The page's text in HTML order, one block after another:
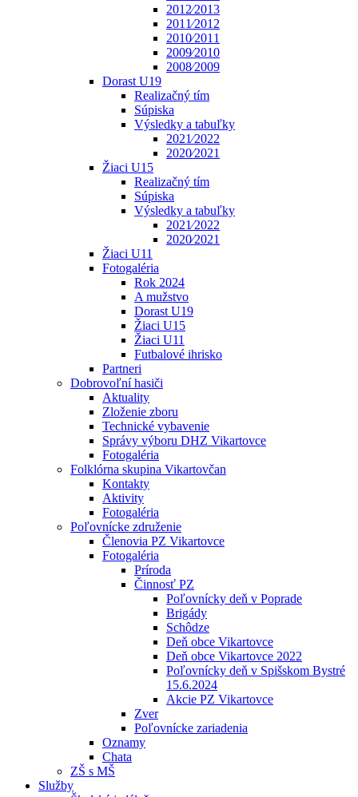
2012⁄2013
2011⁄2012
2010⁄2011
2009⁄2010
2008⁄2009
Dorast U19
Realizačný tím
Súpiska
Výsledky a tabuľky
2021⁄2022
2020⁄2021
Žiaci U15
Realizačný tím
Súpiska
Výsledky a tabuľky
2021⁄2022
2020⁄2021
Žiaci U11
Fotogaléria
Rok 2024
A mužstvo
Dorast U19
Žiaci U15
Žiaci U11
Futbalové ihrisko
Partneri
Dobrovoľní hasiči
Aktuality
Zloženie zboru
Technické vybavenie
Správy výboru DHZ Vikartovce
Fotogaléria
Folklórna skupina Vikartovčan
Kontakty
Aktivity
Fotogaléria
Poľovnícke združenie
Členovia PZ Vikartovce
Fotogaléria
Príroda
Činnosť PZ
Poľovnícky deň v Poprade
Brigády
Schôdze
Deň obce Vikartovce
Deň obce Vikartovce 2022
Poľovnícky deň v Spišskom Bystré
15.6.2024
Akcie PZ Vikartovce
Zver
Poľovnícke zariadenia
Oznamy
Chata
ZŠ s MŠ
Služby